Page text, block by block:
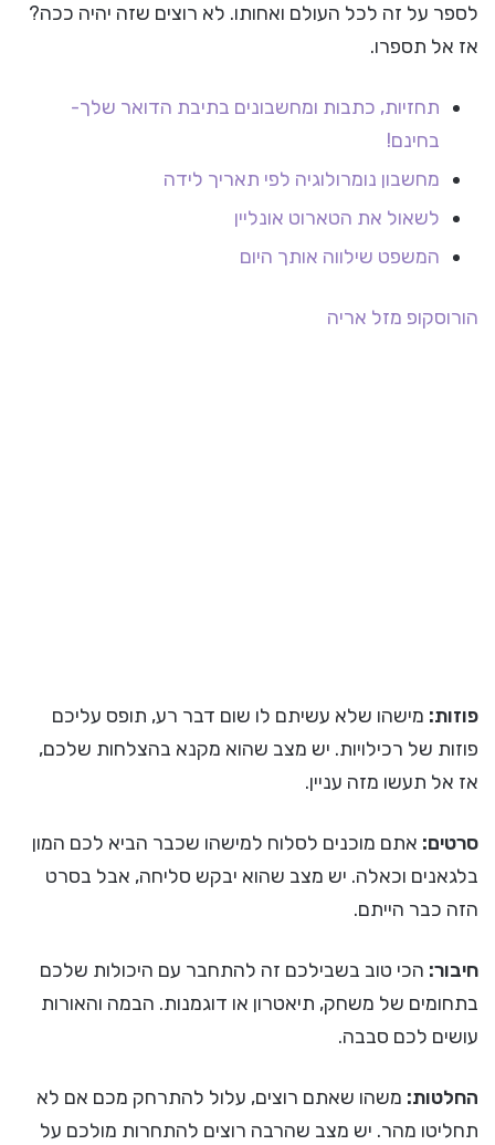
לספר על זה לכל העולם ואחותו. לא רוצים שזה יהיה ככה?
אז אל תספרו.
תחזיות, כתבות ומחשבונים בתיבת הדואר שלך-
בחינם!
מחשבון נומרולוגיה לפי תאריך לידה
לשאול את הטארוט אונליין
המשפט שילווה אותך היום
הורוסקופ מזל אריה
פוזות: מישהו שלא עשיתם לו שום דבר רע, תופס עליכם
פוזות של רכילויות. יש מצב שהוא מקנא בהצלחות שלכם,
אז אל תעשו מזה עניין.
סרטים: אתם מוכנים לסלוח למישהו שכבר הביא לכם המון
בלגאנים וכאלה. יש מצב שהוא יבקש סליחה, אבל בסרט
הזה כבר הייתם.
חיבור: הכי טוב בשבילכם זה להתחבר עם היכולות שלכם
בתחומים של משחק, תיאטרון או דוגמנות. הבמה והאורות
עושים לכם סבבה.
החלטות: משהו שאתם רוצים, עלול להתרחק מכם אם לא
תחליטו מהר. יש מצב שהרבה רוצים להתחרות מולכם על